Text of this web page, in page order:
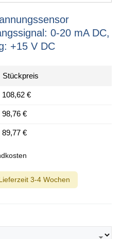
0-20 mA DC,
+15 V DC
Stückpreis
108,62 €
98,76 €
89,77 €
3-4 Wochen
auswählen